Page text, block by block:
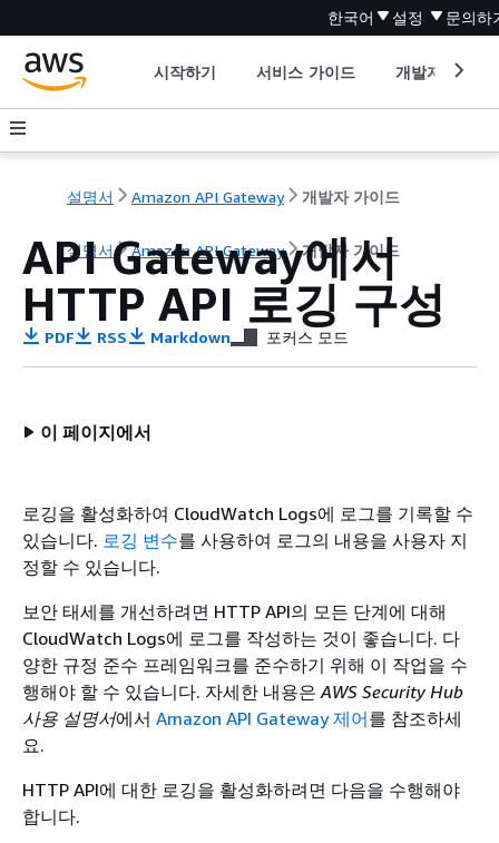
한국어 설정 문의하
시작하기 서비스 가이드 개발자 도구
설명서 Amazon API Gateway 개발자 가이드
설명서 Amazon API Gateway 개발자 가이드
API Gateway에서
HTTP API 로깅 구성
PDF RSS Markdown 포커스 모드
이 페이지에서
로깅을 활성화하여 CloudWatch Logs에 로그를 기록할 수
있습니다. 로깅 변수를 사용하여 로그의 내용을 사용자 지
정할 수 있습니다.
보안 태세를 개선하려면 HTTP API의 모든 단계에 대해
CloudWatch Logs에 로그를 작성하는 것이 좋습니다. 다
양한 규정 준수 프레임워크를 준수하기 위해 이 작업을 수
행해야 할 수 있습니다. 자세한 내용은AWS Security Hub
사용 설명서에서 Amazon API Gateway 제어를 참조하세
요.
HTTP API에 대한 로깅을 활성화하려면 다음을 수행해야
합니다.